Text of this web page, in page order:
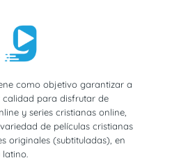
como objetivo garantizar a
calidad para disfrutar de
y series cristianas online,
de películas cristianas
originales (subtituladas), en
latino.